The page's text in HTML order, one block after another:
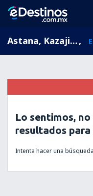
Astana, Kazajistán,
Lo sentimos,
resultados
Intenta hacer una